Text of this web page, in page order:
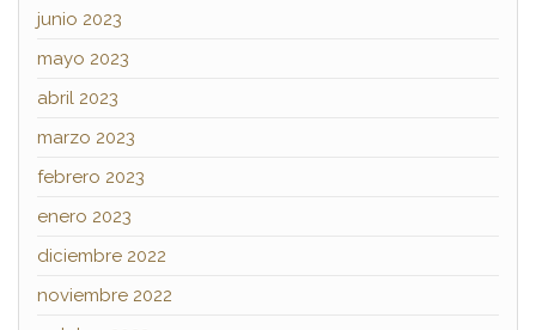
junio 2023
mayo 2023
abril 2023
marzo 2023
febrero 2023
enero 2023
diciembre 2022
noviembre 2022